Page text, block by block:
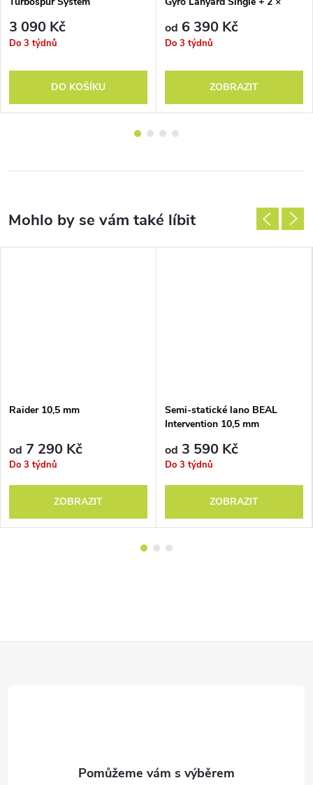
3 090 Kč
Do 3 týdnů
DO KOŠÍKU
od 6 390 Kč
Do 3 týdnů
ZOBRAZIT
Raider 10,5 mm
od 7 290 Kč
Do 3 týdnů
ZOBRAZIT
Semi-statické lano BEAL
Intervention 10,5 mm
od 3 590 Kč
Do 3 týdnů
ZOBRAZIT